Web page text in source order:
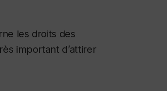
les droits des
important d’attirer